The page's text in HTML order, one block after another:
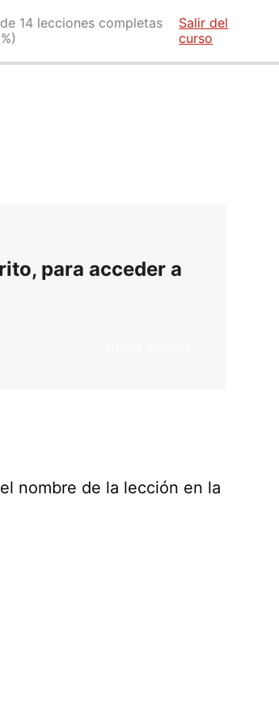
14 lecciones completas
Salir del
curso
para acceder a
nombre de la lección en la